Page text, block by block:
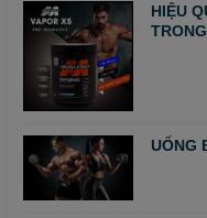
HIỆU
UỐNG